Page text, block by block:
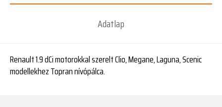
Adatlap
Renault 1.9 dCi motorokkal szerelt Clio, Megane, Laguna, Scenic
modellekhez Topran nívópálca.